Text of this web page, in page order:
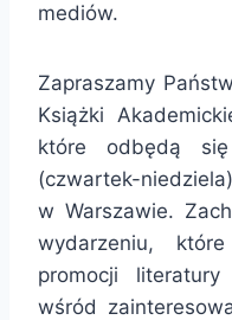
mediów.
Zapraszamy
Książki
które odbędą
(czwartek-
w Warszawie.
wydarzeniu,
promocji
wśród